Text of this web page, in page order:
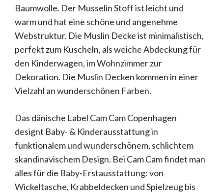
Baumwolle. Der Musselin Stoff ist leicht und
warm und hat eine schöne und angenehme
Webstruktur. Die Muslin Decke ist minimalistisch,
perfekt zum Kuscheln, als weiche Abdeckung für
den Kinderwagen, im Wohnzimmer zur
Dekoration. Die Muslin Decken kommen in einer
Vielzahl an wunderschönen Farben.
Das dänische Label Cam Cam Copenhagen
designt Baby- & Kinderausstattung in
funktionalem und wunderschönem, schlichtem
skandinavischem Design. Bei Cam Cam findet man
alles für die Baby-Erstausstattung: von
Wickeltasche, Krabbeldecken und Spielzeug bis